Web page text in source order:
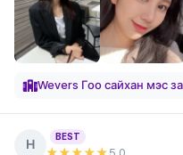
Wevers Гоо сайхан мэс
Н
BEST